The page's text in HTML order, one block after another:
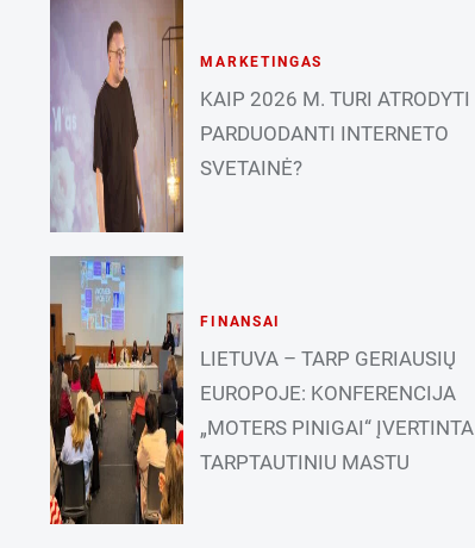
MARKETINGAS
KAIP 2026 M. TURI ATRODYTI
PARDUODANTI INTERNETO
SVETAINĖ?
FINANSAI
LIETUVA – TARP GERIAUSIŲ
EUROPOJE: KONFERENCIJA
„MOTERS PINIGAI“ ĮVERTINTA
TARPTAUTINIU MASTU